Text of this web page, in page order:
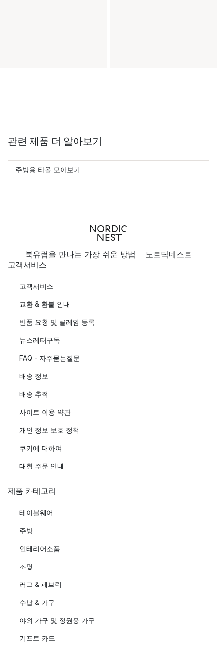
관련 제품 더 알아보기
주방용 타올 모아보기
북유럽을 만나는 가장 쉬운 방법 - 노르딕네스트
고객서비스
고객서비스
교환 & 환불 안내
반품 요청 및 클레임 등록
뉴스레터구독
FAQ - 자주묻는질문
배송 정보
배송 추적
사이트 이용 약관
개인 정보 보호 정책
쿠키에 대하여
대형 주문 안내
제품 카테고리
테이블웨어
주방
인테리어소품
조명
러그 & 패브릭
수납 & 가구
야외 가구 및 정원용 가구
기프트 카드